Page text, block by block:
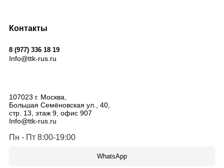
Контакты
8 (977) 336 18 19
Info@ttk-rus.ru
107023 г. Москва,
Большая Семёновская ул., 40,
стр. 13, этаж 9, офис 907
Info@ttk-rus.ru
Пн - Пт 8:00-19:00
WhatsApp